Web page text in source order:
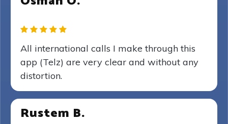
All international calls I make through this
app (Telz) are very clear and without any
distortion.
Rustem B.